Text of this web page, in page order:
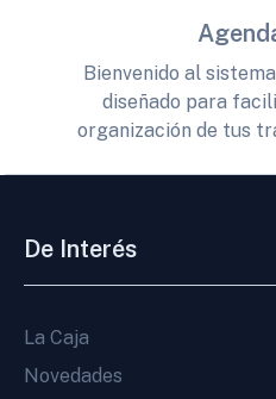
Bienvenido al
diseñado para
organización de tus
De Interés
La Caja
Novedades